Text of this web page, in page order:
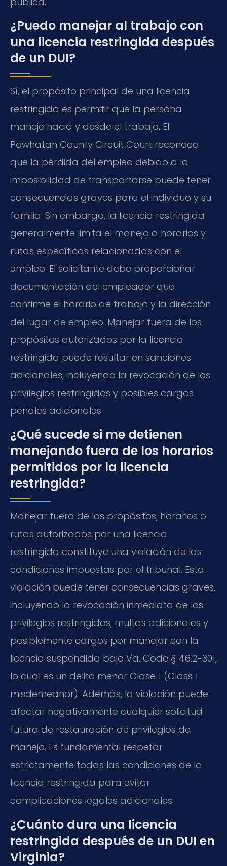
¿Puedo manejar al trabajo con
una licencia restringida después
de un DUI?
Sí, el propósito principal de una licencia
restringida es permitir que la persona
maneje hacia y desde el trabajo. El
Powhatan County Circuit Court reconoce
que la pérdida del empleo debido a la
imposibilidad de transportarse puede tener
consecuencias graves para el individuo y su
familia. Sin embargo, la licencia restringida
generalmente limita el manejo a horarios y
rutas específicas relacionadas con el
empleo. El solicitante debe proporcionar
documentación del empleador que
confirme el horario de trabajo y la dirección
del lugar de empleo. Manejar fuera de los
propósitos autorizados por la licencia
restringida puede resultar en sanciones
adicionales, incluyendo la revocación de los
privilegios restringidos y posibles cargos
penales adicionales.
¿Qué sucede si me detienen
manejando fuera de los horarios
permitidos por la licencia
restringida?
Manejar fuera de los propósitos, horarios o
rutas autorizados por una licencia
restringida constituye una violación de las
condiciones impuestas por el tribunal. Esta
violación puede tener consecuencias graves,
incluyendo la revocación inmediata de los
privilegios restringidos, multas adicionales y
posiblemente cargos por manejar con la
licencia suspendida bajo Va. Code § 46.2-301,
lo cual es un delito menor Clase 1 (Class 1
misdemeanor). Además, la violación puede
afectar negativamente cualquier solicitud
futura de restauración de privilegios de
manejo. Es fundamental respetar
estrictamente todas las condiciones de la
licencia restringida para evitar
complicaciones legales adicionales.
¿Cuánto dura una licencia
restringida después de un DUI en
Virginia?